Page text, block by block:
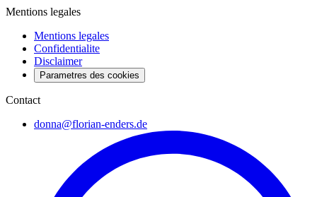
Mentions legales
Mentions legales
Confidentialite
Disclaimer
Parametres des cookies
Contact
donna@florian-enders.de